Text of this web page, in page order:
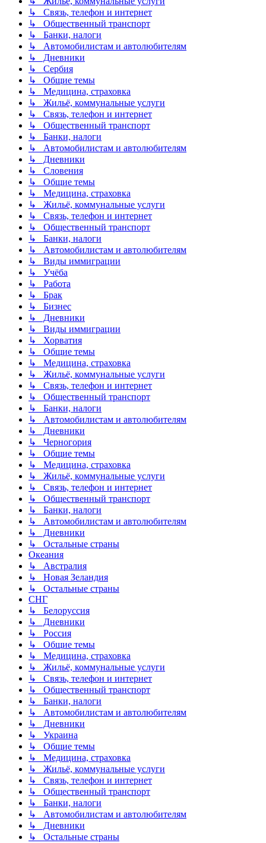
↳ Связь, телефон и интернет
↳ Общественный транспорт
↳ Банки, налоги
↳ Автомобилистам и автолюбителям
↳ Дневники
↳ Сербия
↳ Общие темы
↳ Медицина, страховка
↳ Жильё, коммунальные услуги
↳ Связь, телефон и интернет
↳ Общественный транспорт
↳ Банки, налоги
↳ Автомобилистам и автолюбителям
↳ Дневники
↳ Словения
↳ Общие темы
↳ Медицина, страховка
↳ Жильё, коммунальные услуги
↳ Связь, телефон и интернет
↳ Общественный транспорт
↳ Банки, налоги
↳ Автомобилистам и автолюбителям
↳ Виды иммиграции
↳ Учёба
↳ Работа
↳ Брак
↳ Бизнес
↳ Дневники
↳ Виды иммиграции
↳ Хорватия
↳ Общие темы
↳ Медицина, страховка
↳ Жильё, коммунальные услуги
↳ Связь, телефон и интернет
↳ Общественный транспорт
↳ Банки, налоги
↳ Автомобилистам и автолюбителям
↳ Дневники
↳ Черногория
↳ Общие темы
↳ Медицина, страховка
↳ Жильё, коммунальные услуги
↳ Связь, телефон и интернет
↳ Общественный транспорт
↳ Банки, налоги
↳ Автомобилистам и автолюбителям
↳ Дневники
↳ Остальные страны
Океания
↳ Австралия
↳ Новая Зеландия
↳ Остальные страны
СНГ
↳ Белоруссия
↳ Дневники
↳ Россия
↳ Общие темы
↳ Медицина, страховка
↳ Жильё, коммунальные услуги
↳ Связь, телефон и интернет
↳ Общественный транспорт
↳ Банки, налоги
↳ Автомобилистам и автолюбителям
↳ Дневники
↳ Украина
↳ Общие темы
↳ Медицина, страховка
↳ Жильё, коммунальные услуги
↳ Связь, телефон и интернет
↳ Общественный транспорт
↳ Банки, налоги
↳ Автомобилистам и автолюбителям
↳ Дневники
↳ Остальные страны